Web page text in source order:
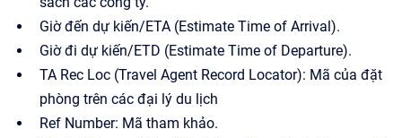
Giờ đến dự kiến/ETA (Estimate Time of Arrival).
Giờ đi dự kiến/ETD (Estimate Time of Departure).
TA Rec Loc (Travel Agent Record Locator): Mã của đặt
phòng trên các đại lý du lịch
Ref Number: Mã tham khảo.